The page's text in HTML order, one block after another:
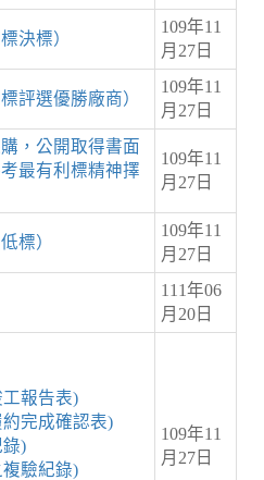
決標）
109年11
月27日
評選優勝廠商）
109年11
月27日
，公開取得書面
最有利標精神擇
109年11
月27日
標）
109年11
月27日
111年06
月20日
報告表)
完成確認表)
錄)
驗紀錄)
109年11
月27日